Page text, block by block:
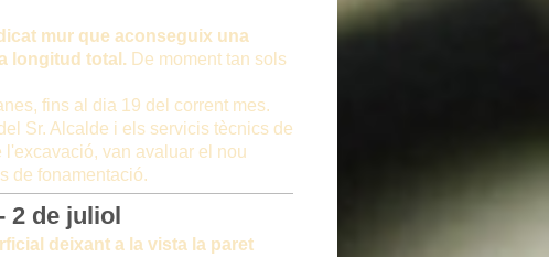
mur que aconseguix una
longitud total. De moment tan sols
fins al dia 19 del corrent mes.
Sr. Alcalde i els servicis tècnics de
l'excavació, van avaluar el nou
de fonamentació.
2 de juliol
deixant a la vista la paret